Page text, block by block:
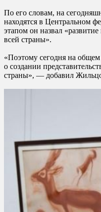
По его словам, на
находятся в Центральном
этапом он назвал
всей страны».
«Поэтому сегодня на
о создании
страны», — добавил